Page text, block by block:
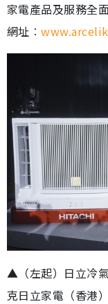
家電產品及服務全
網址︰
▲（左起）日立冷
克日立家電（香港